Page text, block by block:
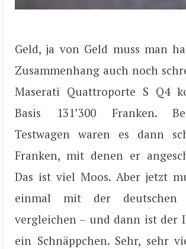
Geld, ja von Geld muss man
Zusammenhang auch noch
Maserati Quattroporte S Q4
Basis 131’300 Franken.
Testwagen waren es dann
Franken, mit denen er
Das ist viel Moos. Aber jetzt
einmal mit der deutschen
vergleichen – und dann ist der
ein Schnäppchen. Sehr, sehr